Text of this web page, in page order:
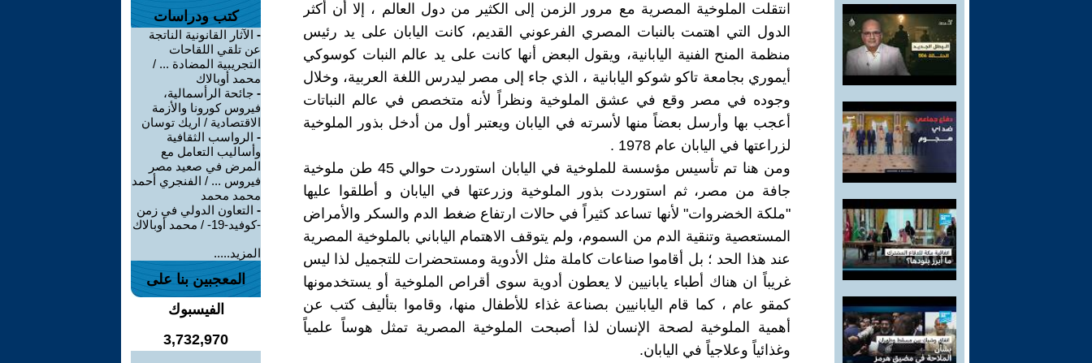
انتقلت الملوخية المصرية مع مرور الزمن إلى الكثير من دول العالم ، إلا أن أكثر
الدول التي اهتمت بالنبات المصري الفرعوني القديم، كانت اليابان على يد رئيس
منظمة المنح الفنية اليابانية، ويقول البعض أنها كانت على يد عالم النبات كوسوكي
أيموري بجامعة تاكو شوكو اليابانية ، الذي جاء إلى مصر ليدرس اللغة العربية، وخلال
وجوده في مصر وقع في عشق الملوخية ونظراً لأنه متخصص في عالم النباتات
أعجب بها وأرسل بعضاً منها لأسرته في اليابان ويعتبر أول من أدخل بذور الملوخية
لزراعتها في اليابان عام 1978 .
ومن هنا تم تأسيس مؤسسة للملوخية في اليابان استوردت حوالي 45 طن ملوخية
جافة من مصر، ثم استوردت بذور الملوخية وزرعتها في اليابان و أطلقوا عليها
"ملكة الخضروات" لأنها تساعد كثيراً في حالات ارتفاع ضغط الدم والسكر والأمراض
المستعصية وتنقية الدم من السموم، ولم يتوقف الاهتمام الياباني بالملوخية المصرية
عند هذا الحد ؛ بل أقاموا صناعات كاملة مثل الأدوية ومستحضرات للتجميل لذا ليس
غريباً ان هناك أطباء يابانيين لا يعطون أدوية سوى أقراص الملوخية أو يستخدمونها
كمقو عام ، كما قام اليابانيين بصناعة غذاء للأطفال منها، وقاموا بتأليف كتب عن
أهمية الملوخية لصحة الإنسان لذا أصبحت الملوخية المصرية تمثل هوساً علمياً
وغذائياً وعلاجياً في اليابان.
كتب ودراسات
- الآثار القانونية الناتجة
عن تلقي اللقاحات
التجريبية المضادة ... /
محمد أوبالاك
- جائحة الرأسمالية،
فيروس كورونا والأزمة
الاقتصادية / اريك توسان
- الرواسب الثقافية
وأساليب التعامل مع
المرض في صعيد مصر
فيروس ... / الفنجري أحمد
محمد محمد
- التعاون الدولي في زمن
-كوفيد-19- / محمد أوبالاك
المزيد.....
المعجبين بنا على
الفيسبوك
3,732,970